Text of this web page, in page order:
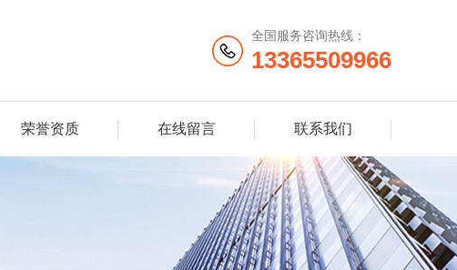
全国服务咨询热线：
13365509966
荣誉资质 在线留言 联系我们